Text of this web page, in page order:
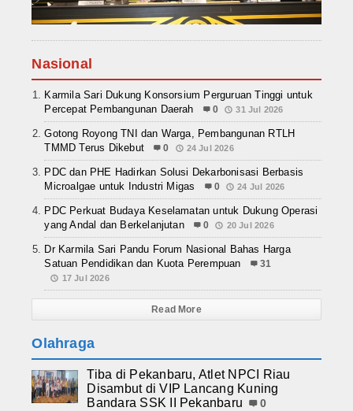
Nasional
Karmila Sari Dukung Konsorsium Perguruan Tinggi untuk
Percepat Pembangunan Daerah
0 31 Jul 2026
Gotong Royong TNI dan Warga, Pembangunan RTLH
TMMD Terus Dikebut
0 24 Jul 2026
PDC dan PHE Hadirkan Solusi Dekarbonisasi Berbasis
Microalgae untuk Industri Migas
0 24 Jul 2026
PDC Perkuat Budaya Keselamatan untuk Dukung Operasi
yang Andal dan Berkelanjutan
0 20 Jul 2026
Dr Karmila Sari Pandu Forum Nasional Bahas Harga
Satuan Pendidikan dan Kuota Perempuan
31
17 Jul 2026
Read More
Olahraga
Tiba di Pekanbaru, Atlet NPCI Riau
Disambut di VIP Lancang Kuning
Bandara SSK II Pekanbaru
0